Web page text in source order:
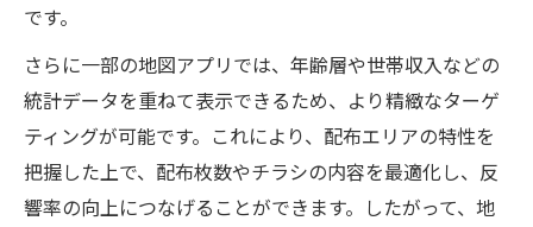
です。
さらに一部の地図アプリでは、年齢層や世帯収入などの
統計データを重ねて表示できるため、より精緻なターゲ
ティングが可能です。これにより、配布エリアの特性を
把握した上で、配布枚数やチラシの内容を最適化し、反
響率の向上につなげることができます。したがって、地